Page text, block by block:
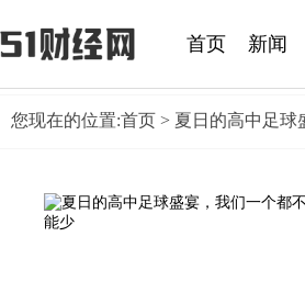
首页 新闻
您现在的位置:首页 > 夏日的高中足球